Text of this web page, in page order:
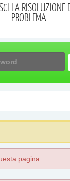
LA RISOLUZIONE
PROBLEMA
pagina.